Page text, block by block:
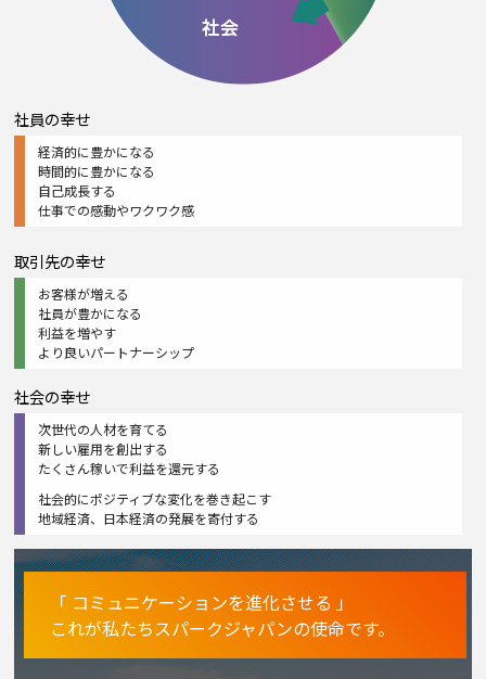
社員の幸せ
経済的に豊かになる
時間的に豊かになる
自己成長する
仕事での感動やワクワク感
取引先の幸せ
お客様が増える
社員が豊かになる
利益を増やす
より良いパートナーシップ
社会の幸せ
次世代の人材を育てる
新しい雇用を創出する
たくさん稼いで利益を還元する
社会的にポジティブな変化を巻き起こす
地域経済、日本経済の発展を寄付する
「 コミュニケーションを進化させる 」
これが私たちスパークジャパンの使命です。